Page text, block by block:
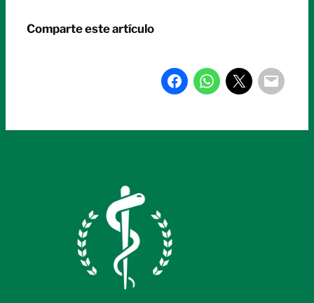
Comparte este artículo